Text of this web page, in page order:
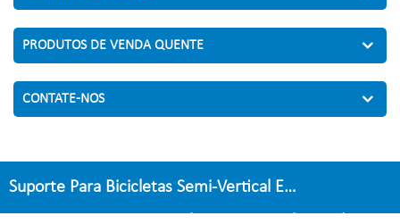
PRODUTOS DE VENDA QUENTE
CONTATE-NOS
Suporte Para Bicicletas Semi-Vertical E